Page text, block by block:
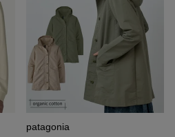
patagonia